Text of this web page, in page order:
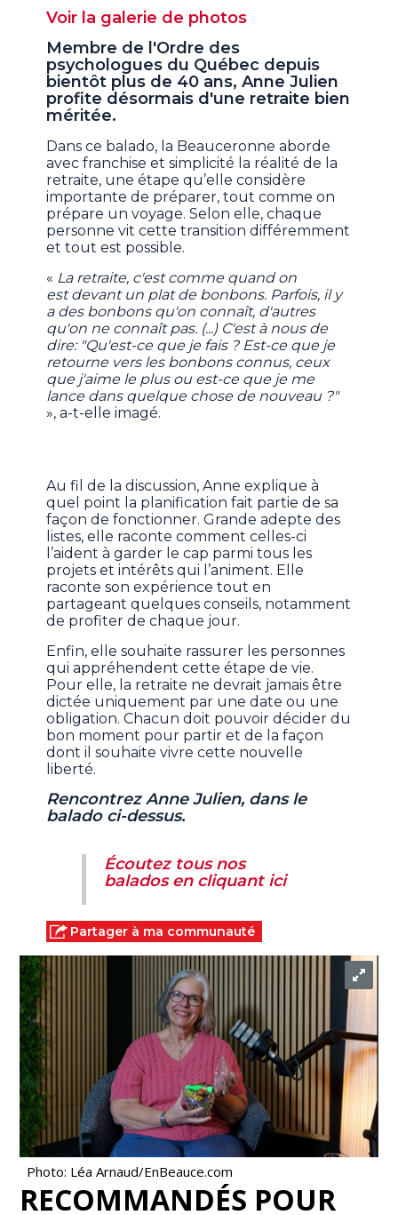
hour,
seconds
Voir la galerie de photos
Membre de l'Ordre des
psychologues du Québec depuis
bientôt plus de 40 ans, Anne Julien
profite désormais d'une retraite bien
méritée.
Dans ce balado, la Beauceronne aborde
avec franchise et simplicité la réalité de la
retraite, une étape qu’elle considère
importante de préparer, tout comme on
prépare un voyage. Selon elle, chaque
personne vit cette transition différemment
et tout est possible.
« La retraite, c'est comme quand on
est devant un plat de bonbons. Parfois, il y
a des bonbons qu'on connaît, d'autres
qu'on ne connaît pas. (...) C'est à nous de
dire: "Qu'est-ce que je fais ? Est-ce que je
retourne vers les bonbons connus, ceux
que j'aime le plus ou est-ce que je me
lance dans quelque chose de nouveau ?"
», a-t-elle imagé.
Au fil de la discussion, Anne explique à
quel point la planification fait partie de sa
façon de fonctionner. Grande adepte des
listes, elle raconte comment celles-ci
l’aident à garder le cap parmi tous les
projets et intérêts qui l’animent. Elle
raconte son expérience tout en
partageant quelques conseils, notamment
de profiter de chaque jour.
Enfin, elle souhaite rassurer les personnes
qui appréhendent cette étape de vie.
Pour elle, la retraite ne devrait jamais être
dictée uniquement par une date ou une
obligation. Chacun doit pouvoir décider du
bon moment pour partir et de la façon
dont il souhaite vivre cette nouvelle
liberté.
Rencontrez Anne Julien, dans le
balado ci-dessus.
Écoutez tous nos
balados en cliquant ici
Partager à ma communauté
Photo: Léa Arnaud/EnBeauce.com
RECOMMANDÉS POUR